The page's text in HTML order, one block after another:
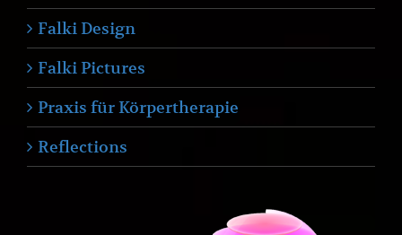
Falki Design
Falki Pictures
Praxis für Körpertherapie
Reflections